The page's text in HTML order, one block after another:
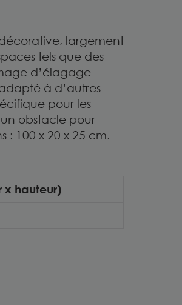
largement
tels que des
d’élagage
à d’autres
pour les
un obstacle pour
: 100 x 20 x 25 cm.
x hauteur)